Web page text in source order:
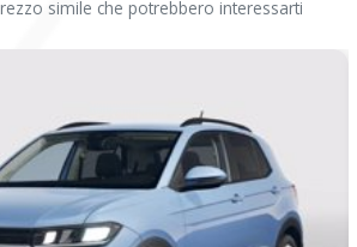
simile che potrebbero interessarti